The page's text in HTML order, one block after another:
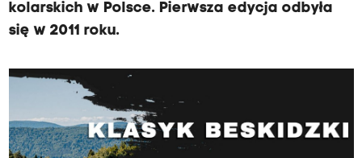
kolarskich w Polsce. Pierwsza edycja odbyła
się w 2011 roku.